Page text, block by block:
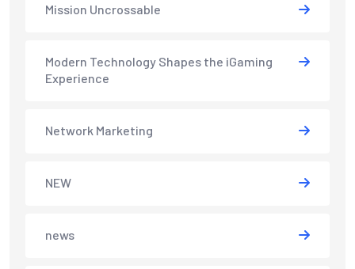
Mission Uncrossable
Modern Technology Shapes the iGaming
Experience
Network Marketing
NEW
news